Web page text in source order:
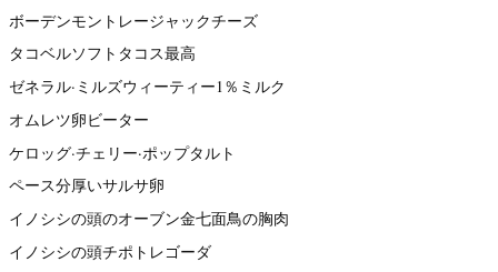
ボーデンモントレージャックチーズ
タコベルソフトタコス最高
ゼネラル·ミルズウィーティー1％ミルク
オムレツ卵ビーター
ケロッグ·チェリー·ポップタルト
ペース分厚いサルサ卵
イノシシの頭のオーブン金七面鳥の胸肉
イノシシの頭チポトレゴーダ